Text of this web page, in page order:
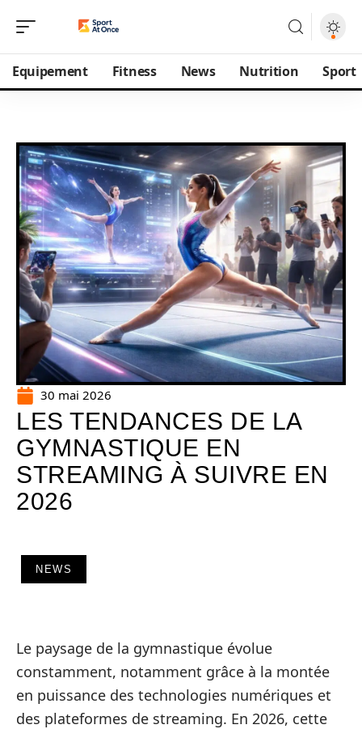
Equipement Fitness News Nutrition Sport
30 mai 2026
LES TENDANCES DE LA
GYMNASTIQUE EN
STREAMING À SUIVRE EN
2026
NEWS
Le paysage de la gymnastique évolue
constamment, notamment grâce à la montée
en puissance des technologies numériques et
des plateformes de streaming. En 2026, cette